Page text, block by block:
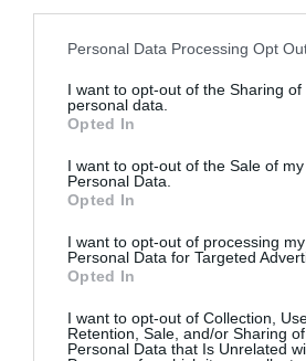
Please note that this website/app uses
not limited to your visit or usage
grant or deny consent to Google and
use your data for below specified
consent section.
Personal Data Processing Opt
I want to opt-out of the Sharing of
personal data.
Opted In
I want to opt-out of the Sale of my
Personal Data.
Opted In
I want to opt-out of processing my
Personal Data for Targeted
Opted In
I want to opt-out of Collection,
Retention, Sale, and/or Sharing
Personal Data that Is Unrelated